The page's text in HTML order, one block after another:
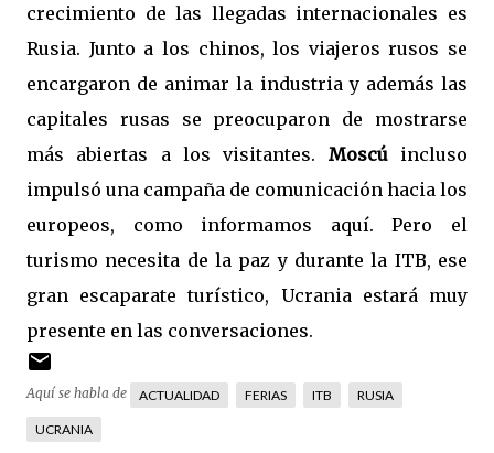
crecimiento de las llegadas internacionales es
Rusia. Junto a los chinos, los viajeros rusos se
encargaron de animar la industria y además las
capitales rusas se preocuparon de mostrarse
más abiertas a los visitantes. Moscúincluso
impulsó una campaña de comunicación hacia los
europeos, como informamos aquí. Pero el
turismo necesita de la paz y durante la ITB, ese
gran escaparate turístico, Ucrania estará muy
presente en las conversaciones.
Aquí se habla de ACTUALIDAD FERIAS ITB RUSIA
UCRANIA